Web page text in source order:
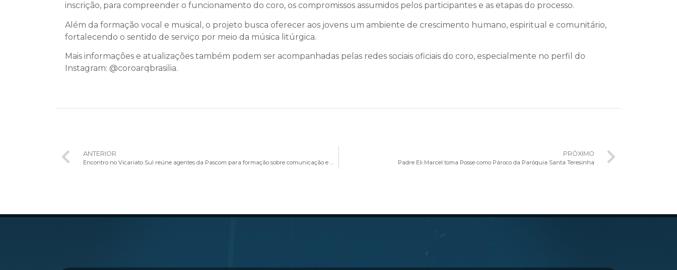
inscrição, para compreender o funcionamento do coro, os compromissos assumidos pelos participantes e as etapas do processo.
Além da formação vocal e musical, o projeto busca oferecer aos jovens um ambiente de crescimento humano, espiritual e comunitário,
fortalecendo o sentido de serviço por meio da música litúrgica.
Mais informações e atualizações também podem ser acompanhadas pelas redes sociais oficiais do coro, especialmente no perfil do
Instagram: @‌coroarqbrasilia.
ANTERIOR PRÓXIMO
Padre Eli Marcel toma Posse como Pároco da Paróquia Santa Teresinha